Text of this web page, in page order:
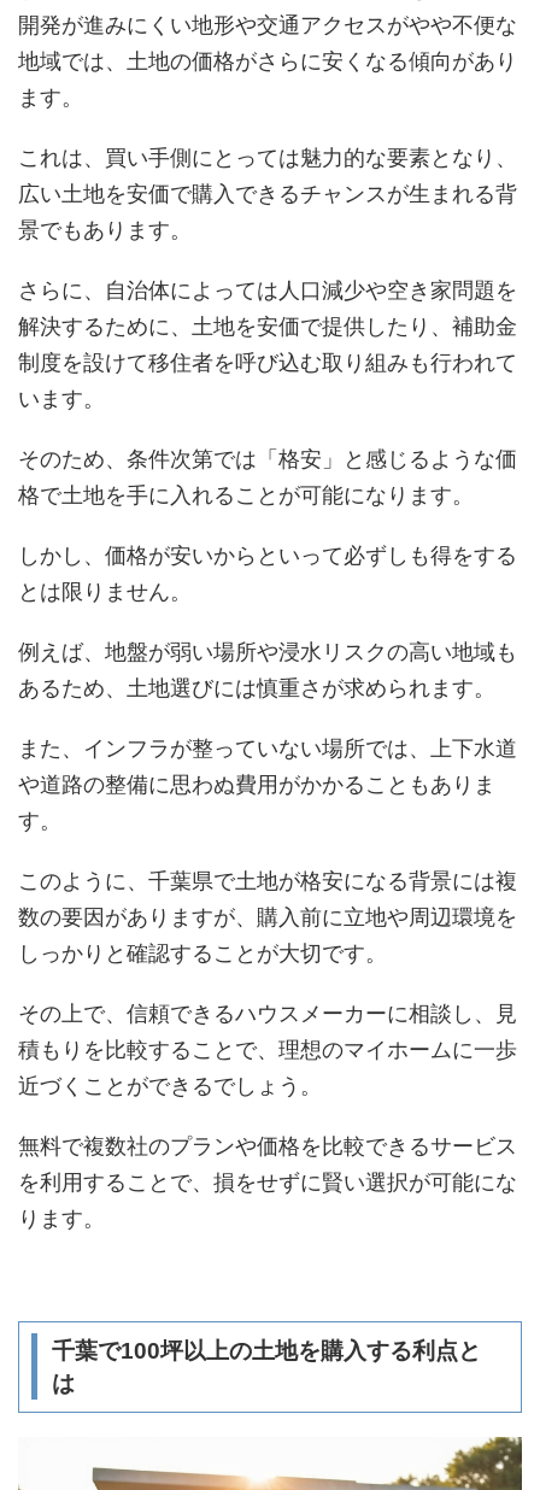
開発が進みにくい地形や交通アクセスがやや不便な
地域では、土地の価格がさらに安くなる傾向があり
ます。
これは、買い手側にとっては魅力的な要素となり、
広い土地を安価で購入できるチャンスが生まれる背
景でもあります。
さらに、自治体によっては人口減少や空き家問題を
解決するために、土地を安価で提供したり、補助金
制度を設けて移住者を呼び込む取り組みも行われて
います。
そのため、条件次第では「格安」と感じるような価
格で土地を手に入れることが可能になります。
しかし、価格が安いからといって必ずしも得をする
とは限りません。
例えば、地盤が弱い場所や浸水リスクの高い地域も
あるため、土地選びには慎重さが求められます。
また、インフラが整っていない場所では、上下水道
や道路の整備に思わぬ費用がかかることもありま
す。
このように、千葉県で土地が格安になる背景には複
数の要因がありますが、購入前に立地や周辺環境を
しっかりと確認することが大切です。
その上で、信頼できるハウスメーカーに相談し、見
積もりを比較することで、理想のマイホームに一歩
近づくことができるでしょう。
無料で複数社のプランや価格を比較できるサービス
を利用することで、損をせずに賢い選択が可能にな
ります。
千葉で100坪以上の土地を購入する利点と
は